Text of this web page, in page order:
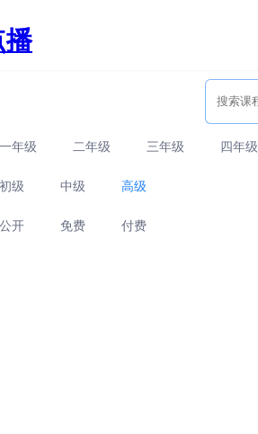
一年级 二年级 三年级 四年级
初级 中级 高级
公开 免费 付费